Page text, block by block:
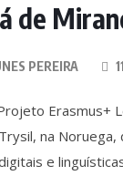
de
PEREIRA
Erasmus+
na
e